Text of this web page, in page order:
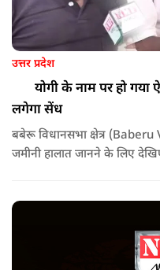
उत्तर प्रदेश
योगी के नाम पर हो
लगेगा सेंध
बबेरू विधानसभा क्षेत्र
जमीनी हालात जानने के लिए देखिए